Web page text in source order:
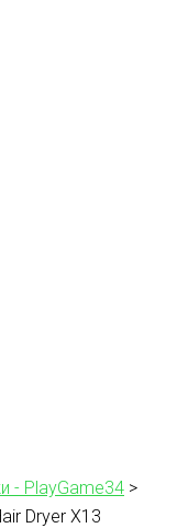
- PlayGame34 >
Dryer X13